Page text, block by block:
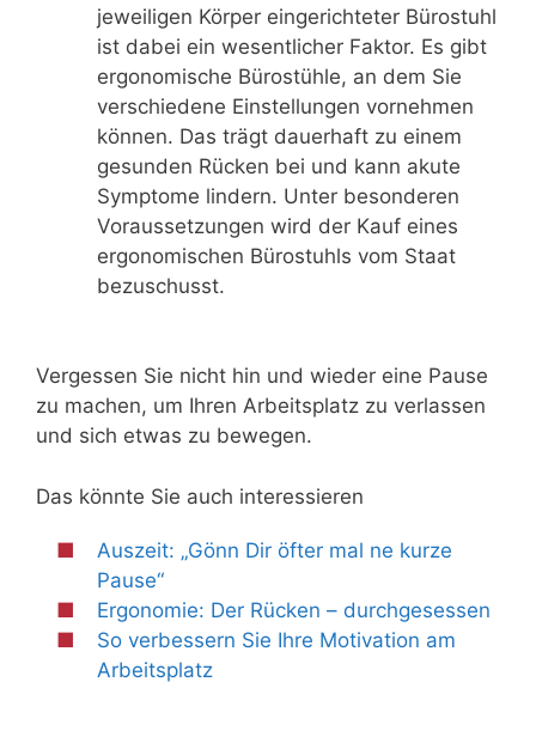
jeweiligen Körper eingerichteter Bürostuhl
ist dabei ein wesentlicher Faktor. Es gibt
ergonomische Bürostühle, an dem Sie
verschiedene Einstellungen vornehmen
können. Das trägt dauerhaft zu einem
gesunden Rücken bei und kann akute
Symptome lindern. Unter besonderen
Voraussetzungen wird der Kauf eines
ergonomischen Bürostuhls vom Staat
bezuschusst.
Vergessen Sie nicht hin und wieder eine Pause
zu machen, um Ihren Arbeitsplatz zu verlassen
und sich etwas zu bewegen.
Das könnte Sie auch interessieren
Auszeit: „Gönn Dir öfter mal ne kurze
Pause“
Ergonomie: Der Rücken – durchgesessen
So verbessern Sie Ihre Motivation am
Arbeitsplatz